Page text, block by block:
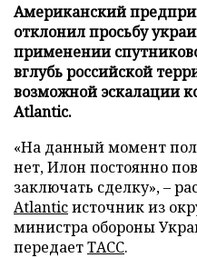
Американский
отклонил просьбу
применении
вглубь российской
возможной эскалации
Atlantic.
«На данный момент
нет, Илон постоянно
заключать сделку», –
Atlanticисточник из
министра обороны
передаетТАСС.